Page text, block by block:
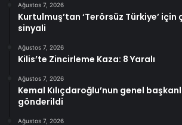
Ağustos 7, 2026
Kurtulmuş’tan ‘Terörsüz Türkiye’ için
sinyali
Ağustos 7, 2026
Kilis’te Zincirleme Kaza: 8 Yaralı
Ağustos 7, 2026
Kemal Kılıçdaroğlu’nun genel
gönderildi
Ağustos 7, 2026